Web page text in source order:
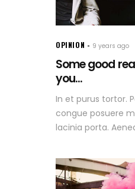
OPINION 9 years ago
Some good
you...
In et purus tortor.
congue posuere
lacinia porta.